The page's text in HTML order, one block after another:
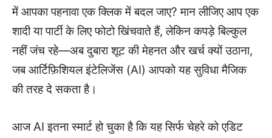
में आपका पहनावा एक क्लिक में बदल जाए? मान लीजिए आप एक
शादी या पार्टी के लिए फोटो खिंचवाते हैं, लेकिन कपड़े बिल्कुल
नहीं जंच रहे—अब दुबारा शूट की मेहनत और खर्च क्यों उठाना,
जब आर्टिफ़िशियल इंटेलिजेंस (AI) आपको यह सुविधा मैजिक
की तरह दे सकता है।
आज AI इतना स्मार्ट हो चुका है कि यह सिर्फ चेहरे को एडिट